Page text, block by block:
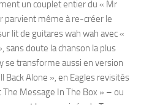
un couplet entier du « Mr
parvient même à re-créer le
lit de guitares wah wah avec «
sans doute la chanson la plus
se transforme aussi en version
Back Alone », en Eagles revisités
Message In The Box » – ou